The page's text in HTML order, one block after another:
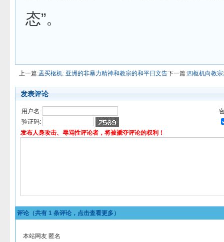
态”。
上一篇:孟买枢机: 亚洲的非暴力精神和教宗的和平日文告下一篇:四枢机向教
发表评论
用户名:
验证码:
发布人身攻击、辱骂性评论者，将被褫夺评论的权利！
评论（共有 1 条评论，点击查看更多）
本站网友 匿名